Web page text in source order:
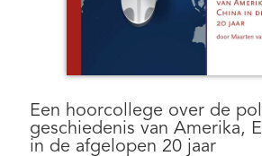
Een hoorcollege over de
geschiedenis van Amerika,
in de afgelopen 20 jaar